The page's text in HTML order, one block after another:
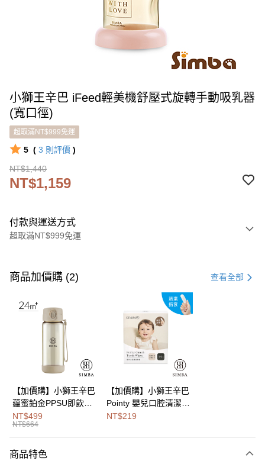
小獅王辛巴 iFeed輕美機舒壓式旋轉手動吸乳器
(寬口徑)
超取滿NT$999免運
5 ( 3 則評價 )
NT$1,440
NT$1,159
付款與運送方式
超取滿NT$999免運
信用卡一次付款
Apple Pay
Google Pay
全盈+PAY
大哥付你分期
【大哥付你分期使用說明】
商品加價購 (2) 查看全部
【加價購】小獅王辛巴
蘊蜜鉑金PPSU即飲水
壺400ml
NT$499
NT$664
【加價購】小獅王辛巴
Pointy 嬰兒口腔清潔指
套 (100入)
NT$219
商品特色